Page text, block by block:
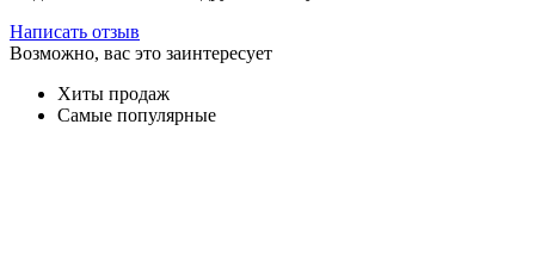
Написать отзыв
Возможно, вас это заинтересует
Хиты продаж
Самые популярные